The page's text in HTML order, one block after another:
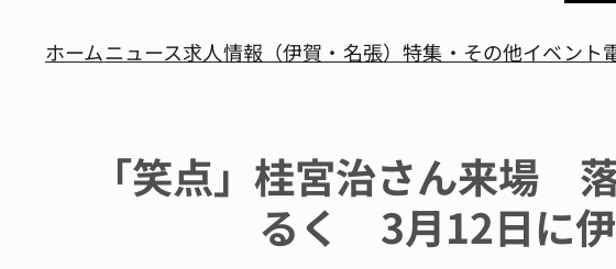
ホームニュース求人情報（伊賀・名張）特集・その他イベント
「笑点」桂宮治さん来場
るく 3月12日に